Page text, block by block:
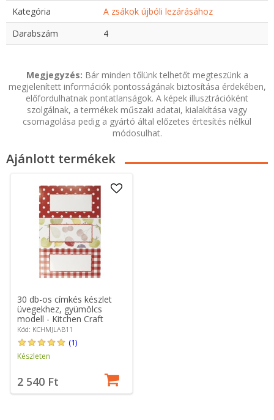
Kategória
A zsákok újbóli lezárásához
Darabszám
4
Megjegyzés: Bár minden tőlünk telhetőt megteszünk a
megjelenített információk pontosságának biztosítása érdekében,
előfordulhatnak pontatlanságok. A képek illusztrációként
szolgálnak, a termékek műszaki adatai, kialakítása vagy
csomagolása pedig a gyártó által előzetes értesítés nélkül
módosulhat.
Ajánlott termékek
30 db-os címkés készlet
üvegekhez, gyümölcs
modell - Kitchen Craft
Kód: KCHMJLAB11
(1)
Készleten
2 540 Ft